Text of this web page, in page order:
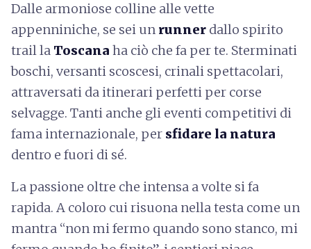
Dalle armoniose colline alle vette
appenniniche, se sei un runner dallo spirito
trail la Toscana ha ciò che fa per te. Sterminati
boschi, versanti scoscesi, crinali spettacolari,
attraversati da itinerari perfetti per corse
selvagge. Tanti anche gli eventi competitivi di
fama internazionale, per sfidare la natura
dentro e fuori di sé.
La passione oltre che intensa a volte si fa
rapida. A coloro cui risuona nella testa come un
mantra “non mi fermo quando sono stanco, mi